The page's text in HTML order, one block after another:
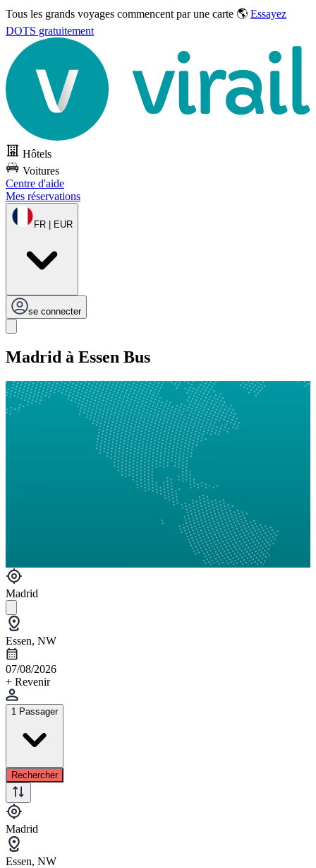
Tous les grands voyages commencent par une carte 🌎 Essayez
DOTS gratuitement
Hôtels
Voitures
Centre d'aide
Mes réservations
FR | EUR
se connecter
Madrid à Essen Bus
Madrid
Essen, NW
07/08/2026
+ Revenir
1 Passager
Rechercher
Madrid
Essen, NW